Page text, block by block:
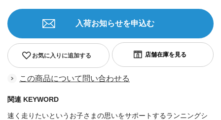
お気に入りに追加する
入荷お知らせを申込む
この商品について問い合わせる
関連 KEYWORD
速く走りたいというお子さまの思いをサポートするランニングシ